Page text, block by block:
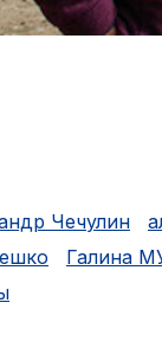
Чечулин
Галина